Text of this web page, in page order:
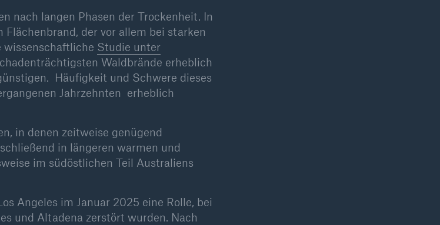
nach langen Phasen der Trockenheit. In
der vor allem bei starken
Studie unter
Waldbrände erheblich
Häufigkeit und Schwere dieses
Jahrzehnten erheblich
in denen zeitweise genügend
in längeren warmen und
im südöstlichen Teil Australiens
Angeles im Januar 2025 eine Rolle, bei
und Altadena zerstört wurden. Nach